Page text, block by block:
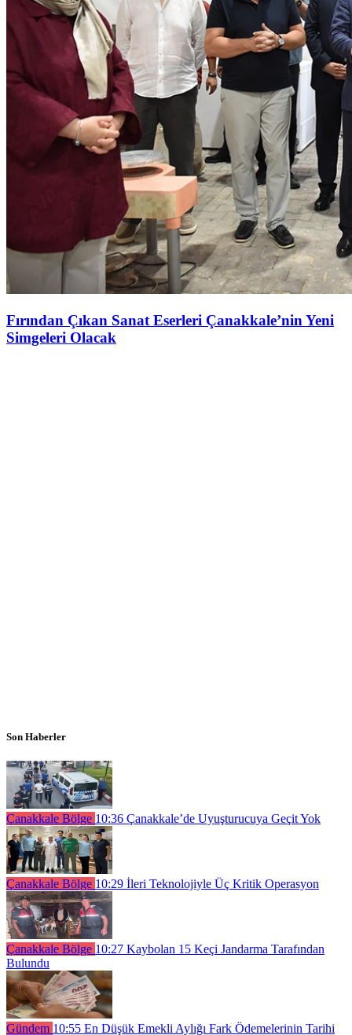
Fırından Çıkan Sanat Eserleri Çanakkale’nin Yeni
Simgeleri Olacak
Son Haberler
Çanakkale Bölge 10:36 Çanakkale’de Uyuşturucuya Geçit Yok
Çanakkale Bölge 10:29 İleri Teknolojiyle Üç Kritik Operasyon
Çanakkale Bölge 10:27 Kaybolan 15 Keçi Jandarma Tarafından
Bulundu
Gündem 10:55 En Düşük Emekli Aylığı Fark Ödemelerinin Tarihi